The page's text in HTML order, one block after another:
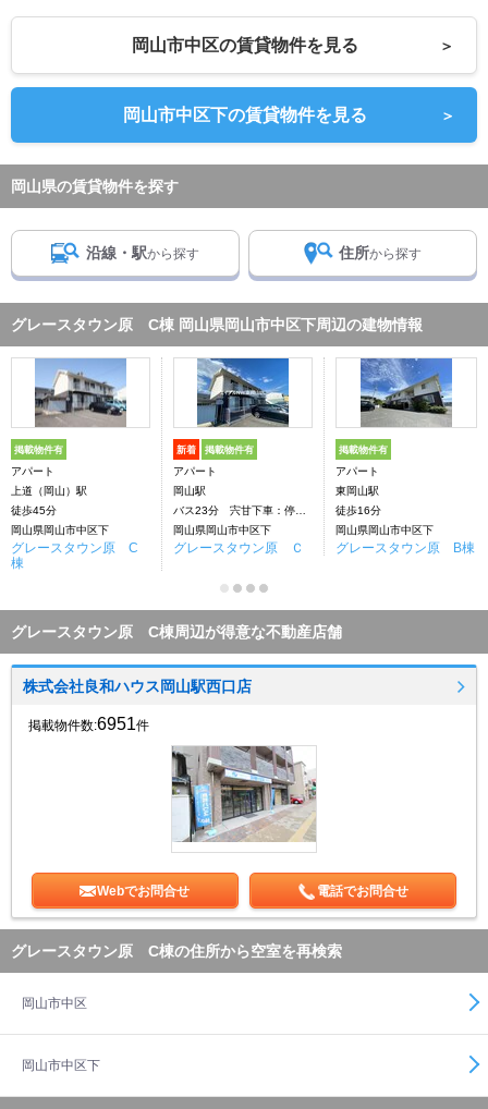
岡山市中区の賃貸物件を見る ＞
岡山市中区下の賃貸物件を見る ＞
岡山県の賃貸物件を探す
沿線・駅から探す 住所から探す
グレースタウン原 C棟 岡山県岡山市中区下周辺の建物情報
掲載物件有
アパート
上道（岡山）駅
徒歩45分
岡山県岡山市中区下
グレースタウン原 C
棟
新着 掲載物件有
アパート
岡山駅
バス23分 宍甘下車：停歩8分
岡山県岡山市中区下
グレースタウン原 Ｃ
掲載物件有
アパート
東岡山駅
徒歩16分
岡山県岡山市中区下
グレースタウン原 B棟
グレースタウン原 C棟周辺が得意な不動産店舗
株式会社良和ハウス岡山駅西口店
掲載物件数:6951件
Webでお問合せ 電話でお問合せ
グレースタウン原 C棟の住所から空室を再検索
岡山市中区
岡山市中区下